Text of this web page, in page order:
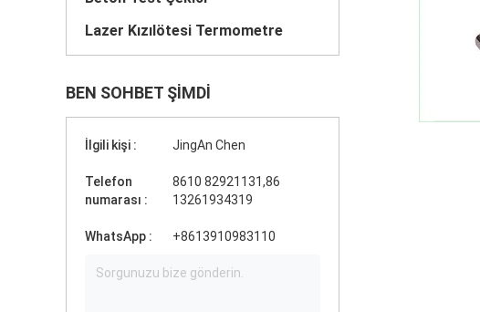
Lazer Kızılötesi Termometre
BEN SOHBET ŞIMDI
İlgili kişi : JingAn Chen
Telefon
numarası :
8610 82921131,86
13261934319
WhatsApp : +8613910983110